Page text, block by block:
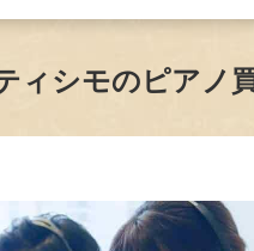
ィシモのピアノ